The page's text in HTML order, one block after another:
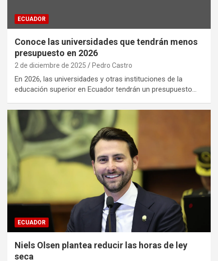
ECUADOR
Conoce las universidades que tendrán menos
presupuesto en 2026
2 de diciembre de 2025 Pedro Castro
En 2026, las universidades y otras instituciones de la
educación superior en Ecuador tendrán un presupuesto…
ECUADOR
Niels Olsen plantea reducir las horas de ley
seca